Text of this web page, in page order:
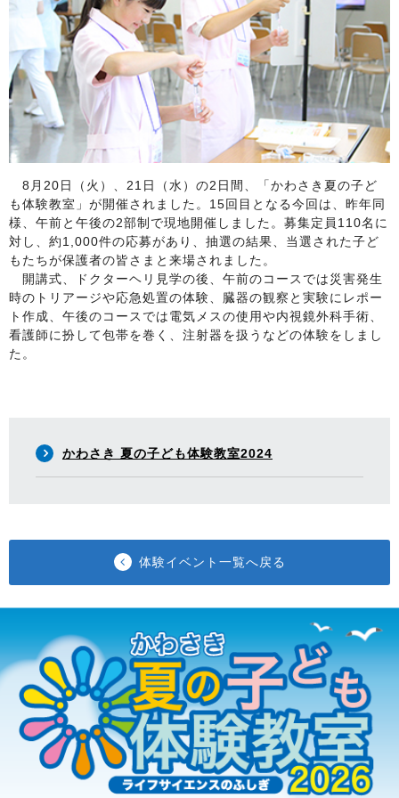
8月20日（火）、21日（水）の2日間、「かわさき夏の子ど
も体験教室」が開催されました。15回目となる今回は、昨年同
様、午前と午後の2部制で現地開催しました。募集定員110名に
対し、約1,000件の応募があり、抽選の結果、当選された子ど
もたちが保護者の皆さまと来場されました。
開講式、ドクターヘリ見学の後、午前のコースでは災害発生
時のトリアージや応急処置の体験、臓器の観察と実験にレポー
ト作成、午後のコースでは電気メスの使用や内視鏡外科手術、
看護師に扮して包帯を巻く、注射器を扱うなどの体験をしまし
た。
かわさき 夏の子ども体験教室2024
体験イベント一覧へ戻る